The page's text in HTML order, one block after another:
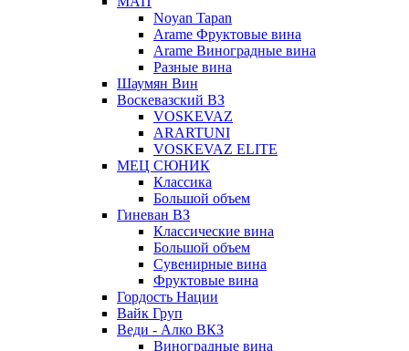
Noyan Tapan
Arame Фруктовые вина
Arame Виноградные вина
Разные вина
Шаумян Вин
Воскевазский ВЗ
VOSKEVAZ
ARARTUNI
VOSKEVAZ ELITE
МЕЦ СЮНИК
Классика
Большой объем
Гиневан ВЗ
Классические вина
Большой объем
Сувенирные вина
Фруктовые вина
Гордость Нации
Вайк Груп
Веди - Алко ВКЗ
Виноградные вина